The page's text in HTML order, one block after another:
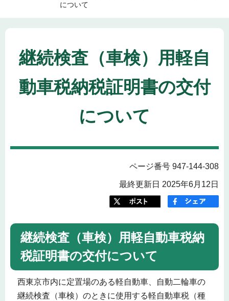
について
継続検査（車検）用軽自
動車税納税証明書の交付
について
ページ番号 947-144-308
最終更新日 2025年6月12日
継続検査（車検）用軽自動車税納
税証明書の交付について
西東京市内に定置場のある軽自動車、自動二輪車の
継続検査（車検）のときに使用する軽自動車税（種